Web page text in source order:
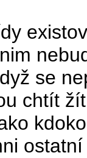
se
chtít